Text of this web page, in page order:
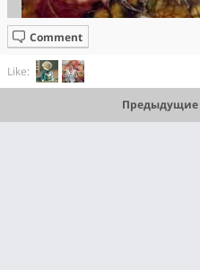
Comment
Like:
Предыдущие